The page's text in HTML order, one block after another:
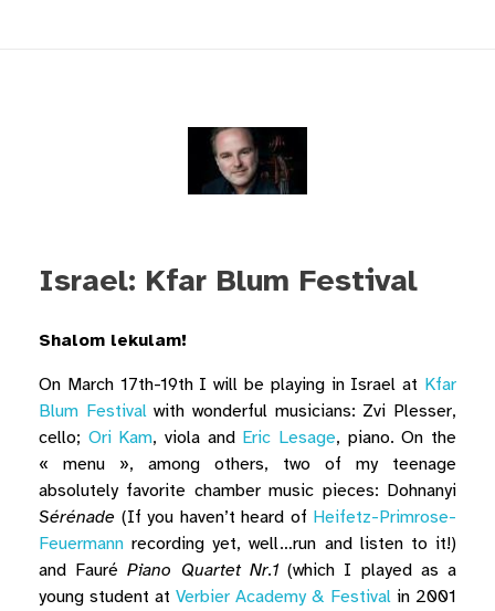
Israel: Kfar Blum Festival
Shalom lekulam!
On March 17th-19th I will be playing in Israel at Kfar
Blum Festivalwith wonderful musicians: Zvi Plesser,
cello; Ori Kam, viola and Eric Lesage, piano. On the
« menu », among others, two of my teenage
absolutely favorite chamber music pieces: Dohnanyi
Sérénade (If you haven’t heard of Heifetz-Primrose-
Feuermann recording yet, well…run and listen to it!)
and FauréPiano Quartet Nr.1(which I played as a
young student at Verbier Academy & Festival in 2001